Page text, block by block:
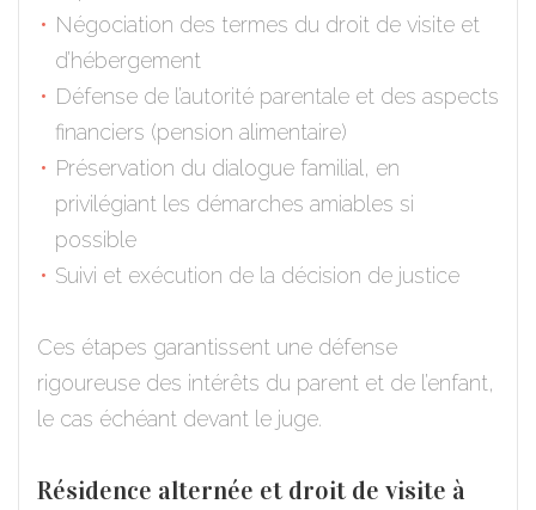
Négociation des termes du droit de visite et
d’hébergement
Défense de l’autorité parentale et des aspects
financiers (pension alimentaire)
Préservation du dialogue familial, en
privilégiant les démarches amiables si
possible
Suivi et exécution de la décision de justice
Ces étapes garantissent une défense
rigoureuse des intérêts du parent et de l’enfant,
le cas échéant devant le juge.
Résidence alternée et droit de visite à